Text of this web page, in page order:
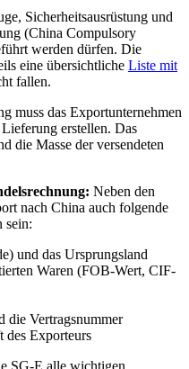
Sicherheitsausrüstung und
(China Compulsory
werden dürfen. Die
eine übersichtliche Liste mit
fallen.
muss das Exportunternehmen
erstellen. Das
die Masse der versendeten
Neben den
nach China auch folgende
sein:
und das Ursprungsland
Waren (FOB-Wert, CIF-
die Vertragsnummer
des Exporteurs
SG-E alle wichtigen